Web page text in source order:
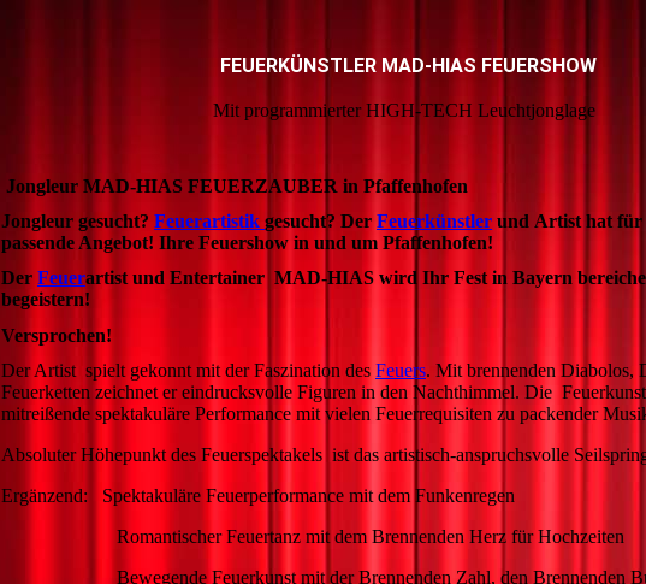
FEUERKÜNSTLER MAD-HIAS FEUERSHOW
Mit programmierter HIGH-TECH Leuchtjonglage
Jongleur MAD-HIAS FEUERZAUBER in Pfaffenhofen
Jongleur gesucht? Feuerartistik gesucht? Der Feuerkünstler und Artist hat für
passende Angebot! Ihre Feuershow in und um Pfaffenhofen!
Der Feuerartist und Entertainer MAD-HIAS wird Ihr Fest in Bayern
begeistern!
Versprochen!
Der Artist spielt gekonnt mit der Faszination des Feuers. Mit brennenden Diabolos,
Feuerketten zeichnet er eindrucksvolle Figuren in den Nachthimmel. Die
mitreißende spektakuläre Performance mit vielen Feuerrequisiten zu packender
Absoluter Höhepunkt des Feuerspektakels ist das artistisch-anspruchsvolle
Ergänzend: Spektakuläre Feuerperformance mit dem Funkenregen
Romantischer Feuertanz mit dem Brennenden Herz für Hochzeiten
Bewegende Feuerkunst mit der Brennenden Zahl, den Brennenden